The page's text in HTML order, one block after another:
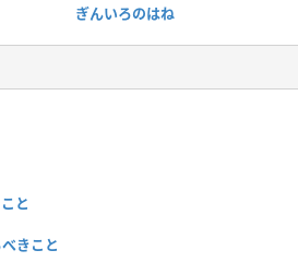
ぎんいろのはね
と
きこと